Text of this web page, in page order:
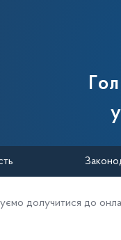
долучитися до